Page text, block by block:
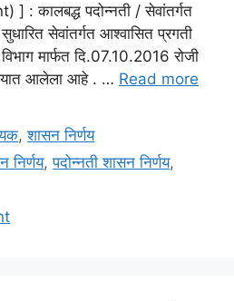
: कालबद्ध पदोन्नती / सेवांतर्गत
सेवांतर्गत आश्वासित प्रगती
मार्फत दि.07.10.2016 रोजी
आलेला आहे . … Read more
,शासन निर्णय
निर्णय,पदोन्नती शासन निर्णय,